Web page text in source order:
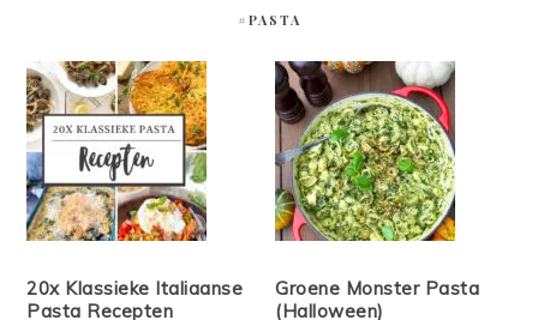
#PASTA
20x Klassieke Italiaanse
Pasta Recepten
Groene Monster Pasta
(Halloween)